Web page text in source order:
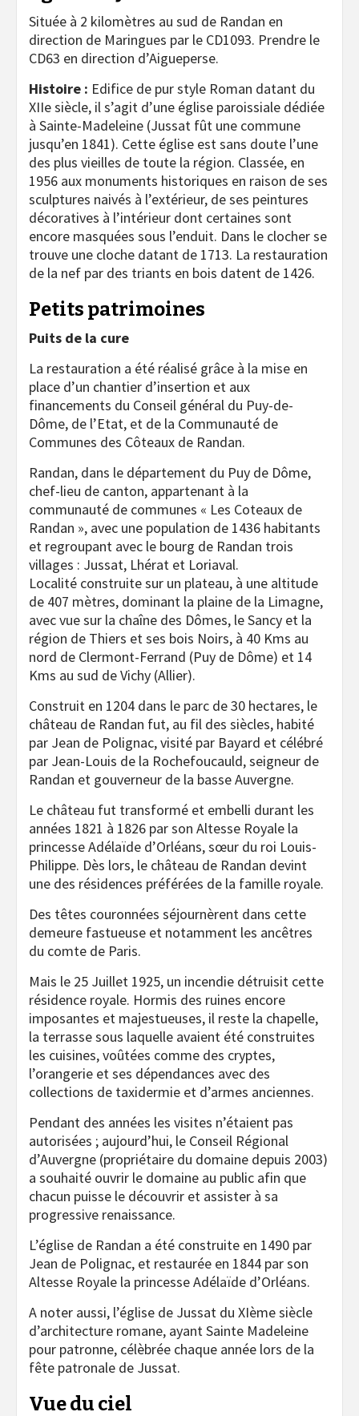
Située à 2 kilomètres au sud de Randan en
direction de Maringues par le CD1093. Prendre le
CD63 en direction d’Aigueperse.
Histoire : Edifice de pur style Roman datant du
XIIe siècle, il s’agit d’une église paroissiale dédiée
à Sainte-Madeleine (Jussat fût une commune
jusqu’en 1841). Cette église est sans doute l’une
des plus vieilles de toute la région. Classée, en
1956 aux monuments historiques en raison de ses
sculptures naivés à l’extérieur, de ses peintures
décoratives à l’intérieur dont certaines sont
encore masquées sous l’enduit. Dans le clocher se
trouve une cloche datant de 1713. La restauration
de la nef par des triants en bois datent de 1426.
Petits patrimoines
Puits de la cure
La restauration a été réalisé grâce à la mise en
place d’un chantier d’insertion et aux
financements du Conseil général du Puy-de-
Dôme, de l’Etat, et de la Communauté de
Communes des Côteaux de Randan.
Randan, dans le département du Puy de Dôme,
chef-lieu de canton, appartenant à la
communauté de communes « Les Coteaux de
Randan », avec une population de 1436 habitants
et regroupant avec le bourg de Randan trois
villages : Jussat, Lhérat et Loriaval.
Localité construite sur un plateau, à une altitude
de 407 mètres, dominant la plaine de la Limagne,
avec vue sur la chaîne des Dômes, le Sancy et la
région de Thiers et ses bois Noirs, à 40 Kms au
nord de Clermont-Ferrand (Puy de Dôme) et 14
Kms au sud de Vichy (Allier).
Construit en 1204 dans le parc de 30 hectares, le
château de Randan fut, au fil des siècles, habité
par Jean de Polignac, visité par Bayard et célébré
par Jean-Louis de la Rochefoucauld, seigneur de
Randan et gouverneur de la basse Auvergne.
Le château fut transformé et embelli durant les
années 1821 à 1826 par son Altesse Royale la
princesse Adélaïde d’Orléans, sœur du roi Louis-
Philippe. Dès lors, le château de Randan devint
une des résidences préférées de la famille royale.
Des têtes couronnées séjournèrent dans cette
demeure fastueuse et notamment les ancêtres
du comte de Paris.
Mais le 25 Juillet 1925, un incendie détruisit cette
résidence royale. Hormis des ruines encore
imposantes et majestueuses, il reste la chapelle,
la terrasse sous laquelle avaient été construites
les cuisines, voûtées comme des cryptes,
l’orangerie et ses dépendances avec des
collections de taxidermie et d’armes anciennes.
Pendant des années les visites n’étaient pas
autorisées ; aujourd’hui, le Conseil Régional
d’Auvergne (propriétaire du domaine depuis 2003)
a souhaité ouvrir le domaine au public afin que
chacun puisse le découvrir et assister à sa
progressive renaissance.
L’église de Randan a été construite en 1490 par
Jean de Polignac, et restaurée en 1844 par son
Altesse Royale la princesse Adélaïde d’Orléans.
A noter aussi, l’église de Jussat du XIème siècle
d’architecture romane, ayant Sainte Madeleine
pour patronne, célèbrée chaque année lors de la
fête patronale de Jussat.
Vue du ciel